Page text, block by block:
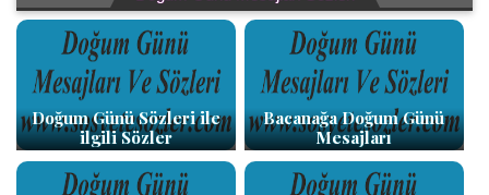
Doğum Günü Sözleri ile
ilgili Sözler
Bacanağa Doğum Günü
Mesajları